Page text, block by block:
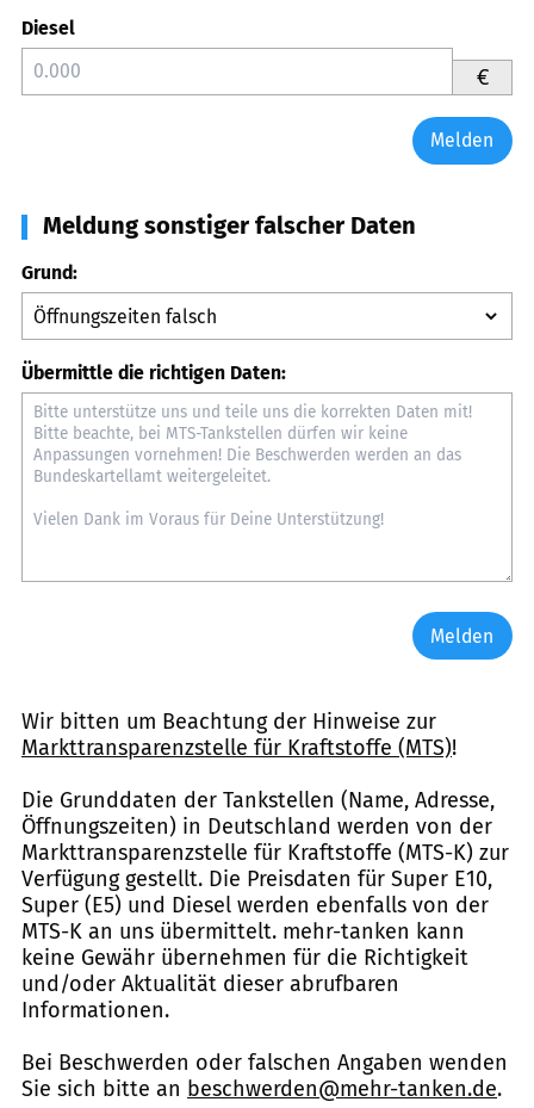
Diesel
€
Melden
Meldung sonstiger falscher Daten
Grund:
Übermittle die richtigen Daten:
Melden
Wir bitten um Beachtung der Hinweise zur
Markttransparenzstelle für Kraftstoffe (MTS)!
Die Grunddaten der Tankstellen (Name, Adresse,
Öffnungszeiten) in Deutschland werden von der
Markttransparenzstelle für Kraftstoffe (MTS-K) zur
Verfügung gestellt. Die Preisdaten für Super E10,
Super (E5) und Diesel werden ebenfalls von der
MTS-K an uns übermittelt. mehr-tanken kann
keine Gewähr übernehmen für die Richtigkeit
und/oder Aktualität dieser abrufbaren
Informationen.
Bei Beschwerden oder falschen Angaben wenden
Sie sich bitte an beschwerden@mehr-tanken.de.